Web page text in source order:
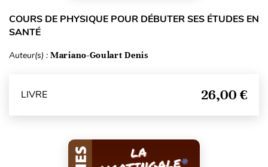
COURS DE PHYSIQUE POUR DÉBUTER SES ÉTUDES EN
SANTÉ
Auteur(s) : Mariano-Goulart Denis
LIVRE 26,00 €